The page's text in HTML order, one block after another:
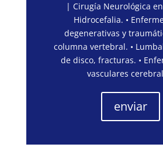
| Cirugía Neurológica
Hidrocefalia. •
degenerativas y
columna vertebral. •
de disco, fracturas. •
vasculares
enviar